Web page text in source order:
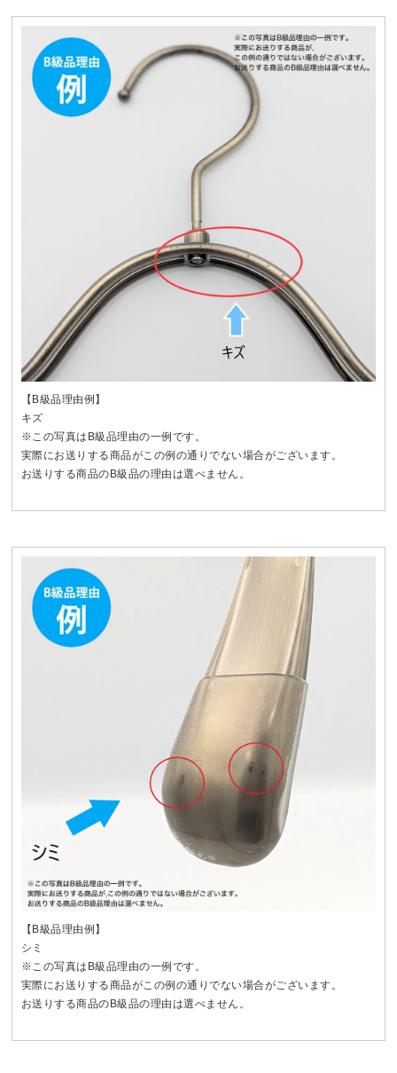
【B級品理由例】
キズ
※この写真はB級品理由の一例です。
実際にお送りする商品がこの例の通りでない場合がございます。
お送りする商品のB級品の理由は選べません。
【B級品理由例】
シミ
※この写真はB級品理由の一例です。
実際にお送りする商品がこの例の通りでない場合がございます。
お送りする商品のB級品の理由は選べません。